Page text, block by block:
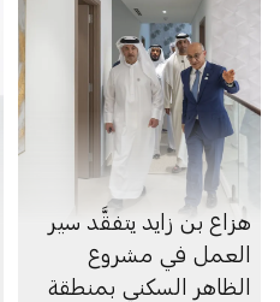
هزاع بن زايد يتفقَّد سير
العمل في مشروع
الظاهر السكني بمنطقة